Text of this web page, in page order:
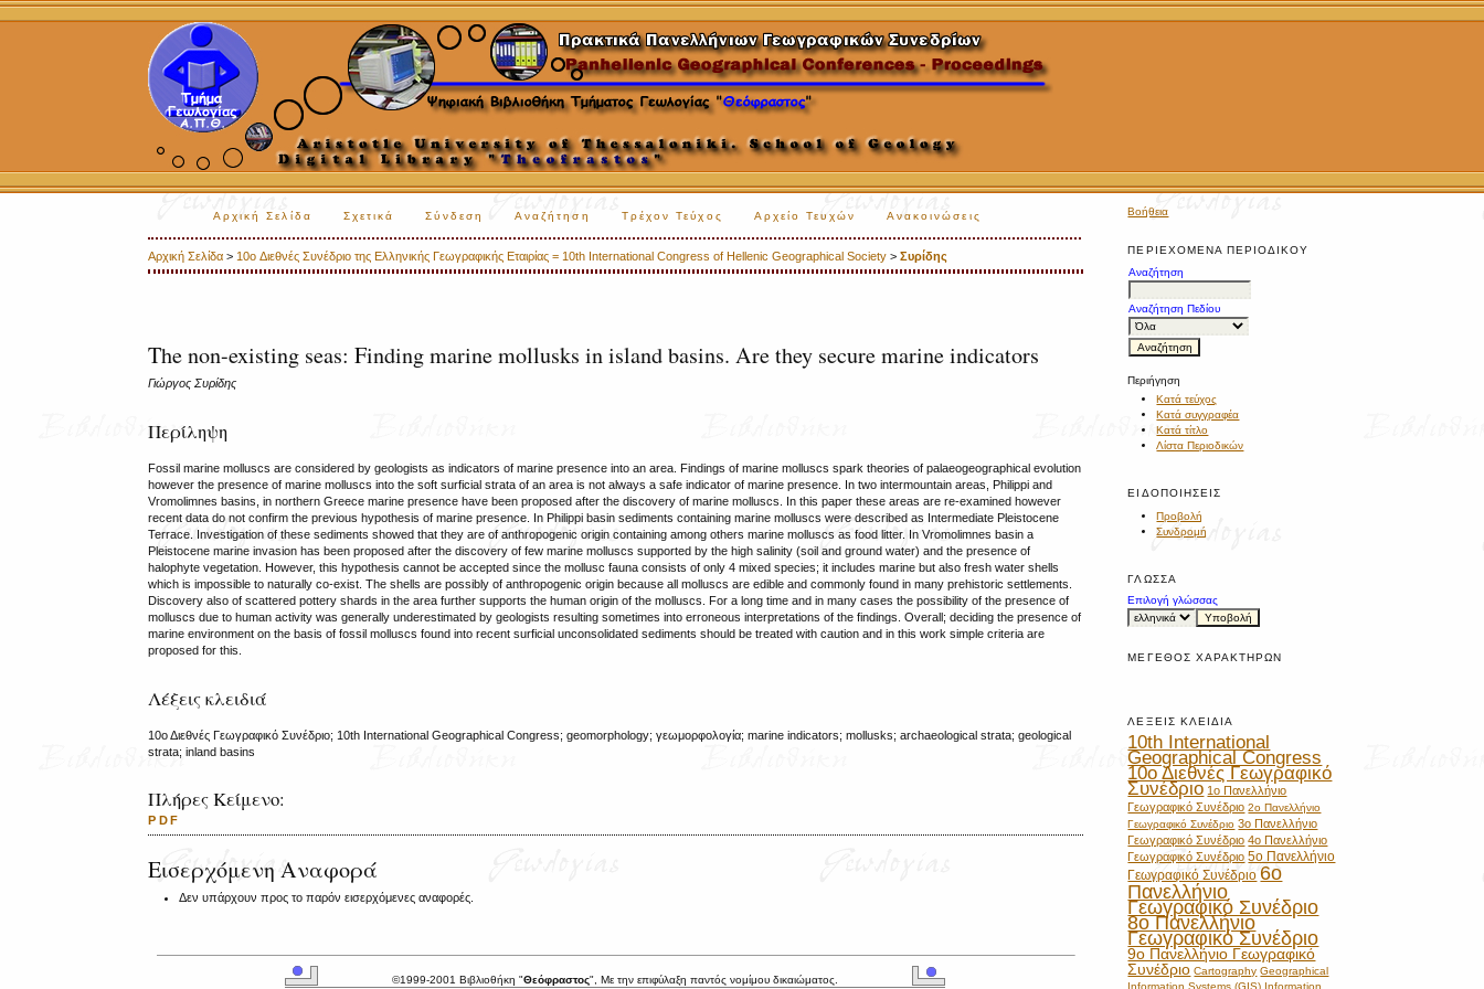
Βοήθεια
ΠΕΡΙΕΧΌΜΕΝΑ ΠΕΡΙΟΔΙΚΟΎ
Αναζήτηση
Αναζήτηση Πεδίου
Περιήγηση
Κατά τεύχος
Κατά συγγραφέα
Κατά τίτλο
Λίστα Περιοδικών
ΕΙΔΟΠΟΙΉΣΕΙΣ
Προβολή
Συνδρομή
ΓΛΏΣΣΑ
Επιλογή γλώσσας
ΜΈΓΕΘΟΣ ΧΑΡΑΚΤΉΡΩΝ
ΛΈΞΕΙΣ ΚΛΕΙΔΙΆ
10th International
Geographical Congress
10ο Διεθνές Γεωγραφικό
Συνέδριο 1ο Πανελλήνιο
Γεωγραφικό Συνέδριο 2ο Πανελλήνιο
Γεωγραφικό Συνέδριο 3ο Πανελλήνιο
Γεωγραφικό Συνέδριο 4ο Πανελλήνιο
Γεωγραφικό Συνέδριο 5ο Πανελλήνιο
Γεωγραφικό Συνέδριο 6ο
Πανελλήνιο
Γεωγραφικό Συνέδριο
8ο Πανελλήνιο
Γεωγραφικό Συνέδριο
9ο Πανελλήνιο Γεωγραφικό
Συνέδριο Cartography Geographical
Information Systems (GIS) Information
Αρχική Σελίδα Σχετικά Σύνδεση Αναζήτηση Τρέχον Τεύχος Αρχείο Τευχών Ανακοινώσεις
Αρχική Σελίδα > 10o Διεθνές Συνέδριο της Ελληνικής Γεωγραφικής Εταιρίας = 10th International Congress of Hellenic Geographical Society >Συρίδης
The non-existing seas: Finding marine mollusks in island basins. Are they secure marine indicators
Γιώργος Συρίδης
Περίληψη
Fossil marine molluscs are considered by geologists as indicators of marine presence into an area. Findings of marine molluscs spark theories of palaeogeographical evolution
however the presence of marine molluscs into the soft surficial strata of an area is not always a safe indicator of marine presence. In two intermountain areas, Philippi and
Vromolimnes basins, in northern Greece marine presence have been proposed after the discovery of marine molluscs. In this paper these areas are re-examined however
recent data do not confirm the previous hypothesis of marine presence. In Philippi basin sediments containing marine molluscs were described as Intermediate Pleistocene
Terrace. Investigation of these sediments showed that they are of anthropogenic origin containing among others marine molluscs as food litter. In Vromolimnes basin a
Pleistocene marine invasion has been proposed after the discovery of few marine molluscs supported by the high salinity (soil and ground water) and the presence of
halophyte vegetation. However, this hypothesis cannot be accepted since the mollusc fauna consists of only 4 mixed species; it includes marine but also fresh water shells
which is impossible to naturally co-exist. The shells are possibly of anthropogenic origin because all molluscs are edible and commonly found in many prehistoric settlements.
Discovery also of scattered pottery shards in the area further supports the human origin of the molluscs. For a long time and in many cases the possibility of the presence of
molluscs due to human activity was generally underestimated by geologists resulting sometimes into erroneous interpretations of the findings. Overall; deciding the presence of
marine environment on the basis of fossil molluscs found into recent surficial unconsolidated sediments should be treated with caution and in this work simple criteria are
proposed for this.
Λέξεις κλειδιά
10ο Διεθνές Γεωγραφικό Συνέδριο; 10th International Geographical Congress; geomorphology; γεωμορφολογία; marine indicators; mollusks; archaeological strata; geological
strata; inland basins
Πλήρες Κείμενο:
PDF
Εισερχόμενη Αναφορά
Δεν υπάρχουν προς το παρόν εισερχόμενες αναφορές.
©1999-2001 Βιβλιοθήκη "Θεόφραστος", Με την επιφύλαξη παντός νομίμου δικαιώματος.